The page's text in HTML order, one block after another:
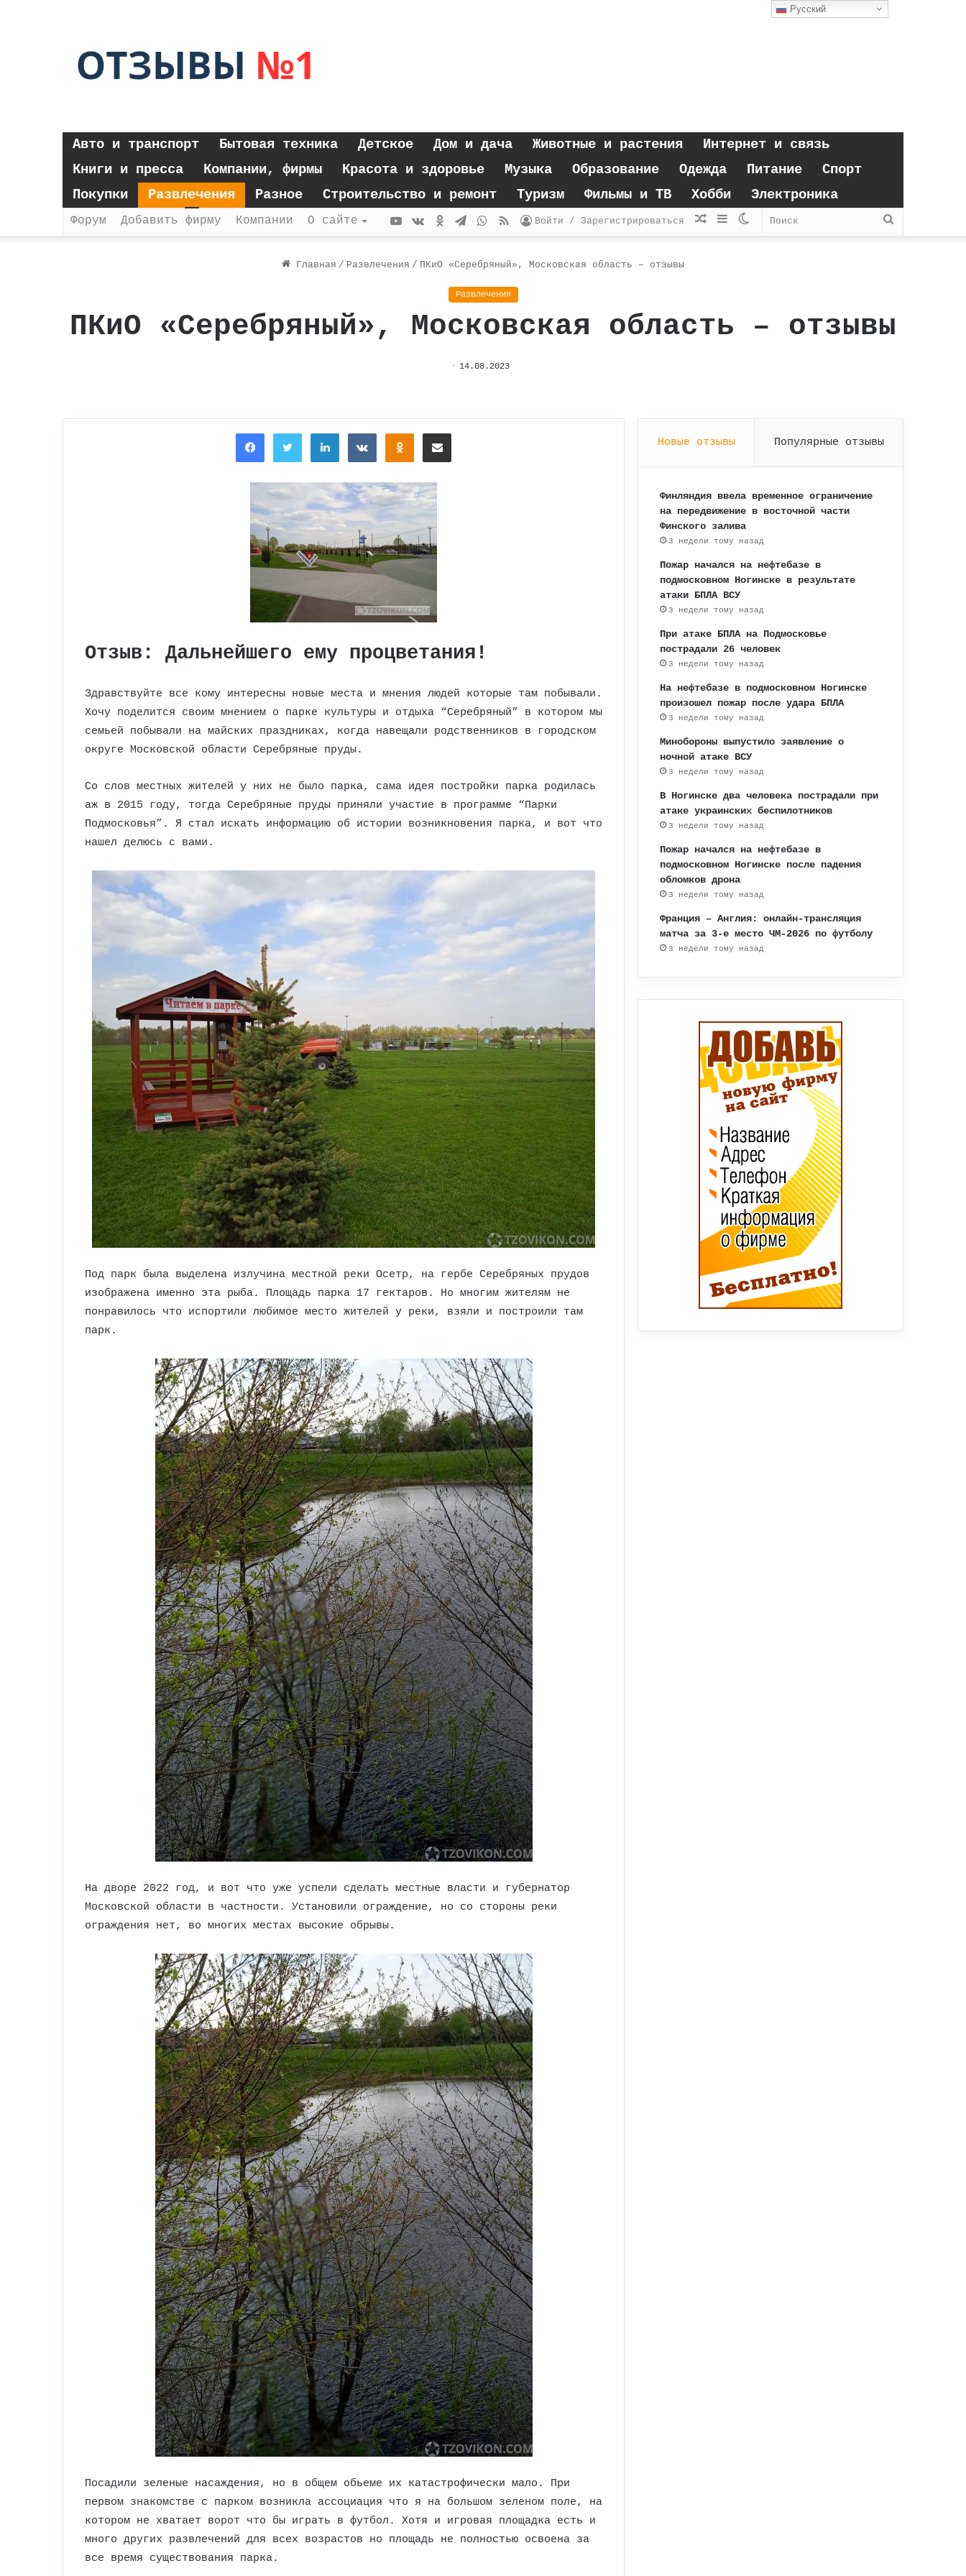
Авто и транспорт Бытовая техника Детское Дом и дача Животные и растения
Интернет и связь
Книги и пресса
Компании, фирмы Красота и здоровье Музыка Образование Одежда Питание
Спорт
Покупки
Развлечения Разное Строительство и ремонт Туризм Фильмы и ТВ Хобби Электроника
Форум Добавить фирму Компании О сайте Поиск
Switch
Sidebar
Случайная
Войти / Зарегистрироваться
RSS
WhatsApp
Telegram
Одноклассники
vk.com
YouTube
Главная / Развлечения / ПКиО «Серебряный», Московская область – отзывы
Развлечения
ПКиО «Серебряный», Московская область – отзывы
14.08.2023
FacebookTwitterLinkedInВконтактеОдноклассники
Поделиться через электронную почту
Отзыв: Дальнейшего ему процветания!
Здравствуйте все кому интересны новые места и мнения людей которые там побывали.
Хочу поделится своим мнением о парке культуры и отдыха “Серебряный” в котором мы
семьей побывали на майских праздниках, когда навещали родственников в городском
округе Московской области Серебряные пруды.
Со слов местных жителей у них не было парка, сама идея постройки парка родилась
аж в 2015 году, тогда Серебряные пруды приняли участие в программе “Парки
Подмосковья”. Я стал искать информацию об истории возникновения парка, и вот что
нашел делюсь с вами.
Под парк была выделена излучина местной реки Осетр, на гербе Серебряных прудов
изображена именно эта рыба. Площадь парка 17 гектаров. Но многим жителям не
понравилось что испортили любимое место жителей у реки, взяли и построили там
парк.
На дворе 2022 год, и вот что уже успели сделать местные власти и губернатор
Московской области в частности. Установили ограждение, но со стороны реки
ограждения нет, во многих местах высокие обрывы.
Посадили зеленые насаждения, но в общем обьеме их катастрофически мало. При
первом знакомстве с парком возникла ассоциация что я на большом зеленом поле, на
котором не хватает ворот что бы играть в футбол. Хотя и игровая площадка есть и
много других развлечений для всех возрастов но площадь не полностью освоена за
все время существования парка.
Новые отзывы Популярные отзывы
Финляндия ввела временное ограничение
на передвижение в восточной части
Финского залива
3 недели тому назад
Пожар начался на нефтебазе в
подмосковном Ногинске в результате
атаки БПЛА ВСУ
3 недели тому назад
При атаке БПЛА на Подмосковье
пострадали 26 человек
3 недели тому назад
На нефтебазе в подмосковном Ногинске
произошел пожар после удара БПЛА
3 недели тому назад
Минобороны выпустило заявление о
ночной атаке ВСУ
3 недели тому назад
В Ногинске два человека пострадали при
атаке украинских беспилотников
3 недели тому назад
Пожар начался на нефтебазе в
подмосковном Ногинске после падения
обломков дрона
3 недели тому назад
Франция – Англия: онлайн-трансляция
матча за 3-е место ЧМ-2026 по футболу
3 недели тому назад
Русский